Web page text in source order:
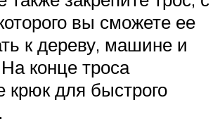
вы сможете ее
к дереву, машине и
конце троса
крюк для быстрого